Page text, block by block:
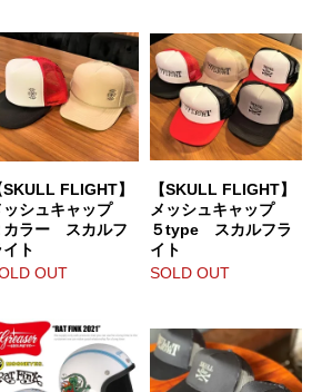
SKULL FLIGHT】
ッシュキャップ
カラー スカルフ
イト
OUT
【SKULL FLIGHT】
メッシュキャップ
５type スカルフラ
イト
SOLD OUT